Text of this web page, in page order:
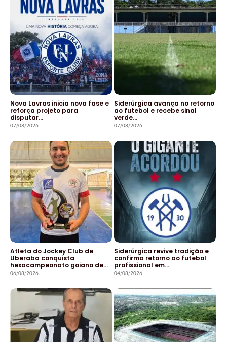
Nova Lavras inicia nova fase e
reforça projeto para
disputar…
07/08/2026
Siderúrgica avança no retorno
ao futebol e recebe sinal
verde…
07/08/2026
Atleta do Jockey Club de
Uberaba conquista
hexacampeonato goiano de…
06/08/2026
Siderúrgica revive tradição e
confirma retorno ao futebol
profissional em…
04/08/2026